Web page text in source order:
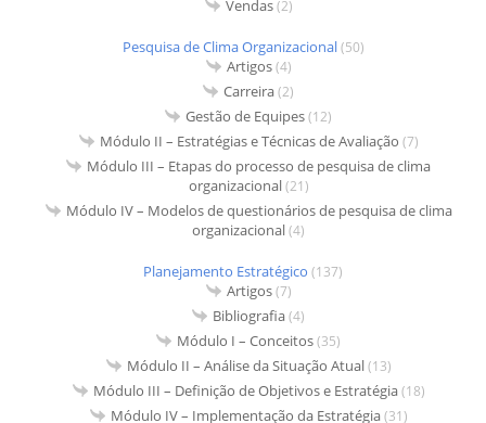
Vendas(2)
Pesquisa de Clima Organizacional(50)
Artigos(4)
Carreira(2)
Gestão de Equipes(12)
Módulo II – Estratégias e Técnicas de Avaliação (7)
Módulo III – Etapas do processo de pesquisa de clima
organizacional(21)
Módulo IV – Modelos de questionários de pesquisa de clima
organizacional(4)
Planejamento Estratégico (137)
Artigos(7)
Bibliografia(4)
Módulo I – Conceitos(35)
Módulo II – Análise da Situação Atual(13)
Módulo III – Definição de Objetivos e Estratégia(18)
Módulo IV – Implementação da Estratégia(31)